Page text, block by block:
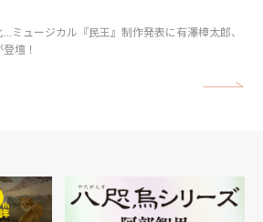
ミュージカル『民王』制作発表に有澤樟太郎、
壇！